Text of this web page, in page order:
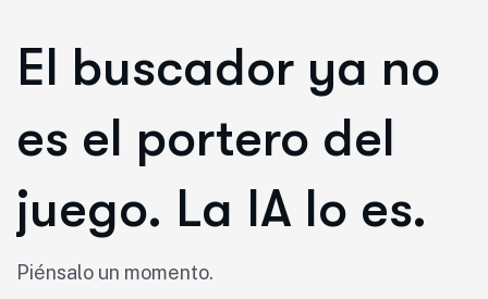
El buscador ya no
es el portero del
juego. La IA lo es.
Piénsalo un momento.